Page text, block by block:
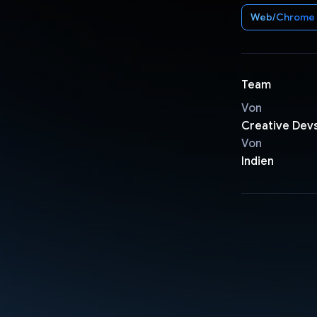
Web/Chrome
Team
Von
Creative
Von
Indien